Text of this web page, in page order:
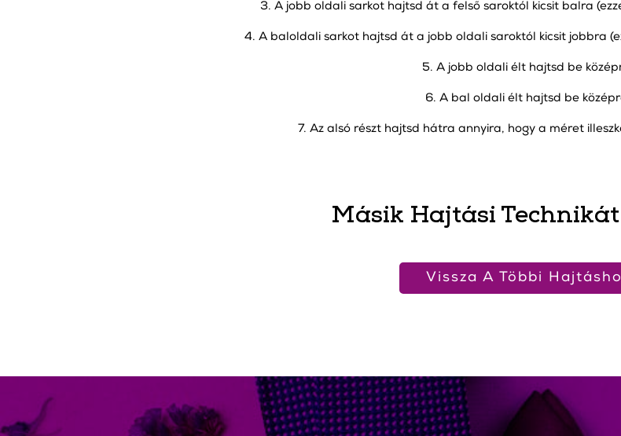
3. A jobb oldali sarkot hajtsd át a felső saroktól kicsit balra
4. A baloldali sarkot hajtsd át a jobb oldali saroktól kicsit jobbra
5. A jobb oldali élt hajtsd be
6. A bal oldali élt hajtsd be
7. Az alsó részt hajtsd hátra annyira, hogy a méret
Másik Hajtási
Vissza A Többi